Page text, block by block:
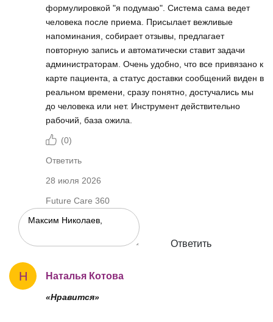
формулировкой "я подумаю". Система сама ведет
человека после приема. Присылает вежливые
напоминания, собирает отзывы, предлагает
повторную запись и автоматически ставит задачи
администраторам. Очень удобно, что все привязано к
карте пациента, а статус доставки сообщений виден в
реальном времени, сразу понятно, достучались мы
до человека или нет. Инструмент действительно
рабочий, база ожила.
(0)
Ответить
28 июля 2026
Future Care 360
Ответить
Н Наталья Котова
«Нравится»